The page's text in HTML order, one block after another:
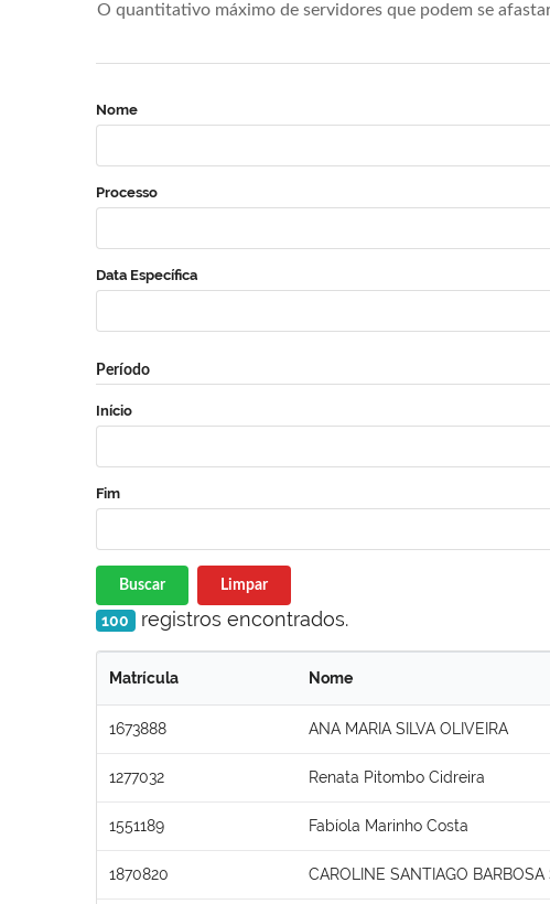
O quantitativo máximo de servidores que podem se
Nome
Processo
Data Específica
Período
Início
Fim
Buscar Limpar
100 registros encontrados.
Matrícula Nome
1673888 ANA MARIA SILVA OLIVEIRA
1277032 Renata Pitombo Cidreira
1551189 Fabíola Marinho Costa
1870820 CAROLINE SANTIAGO